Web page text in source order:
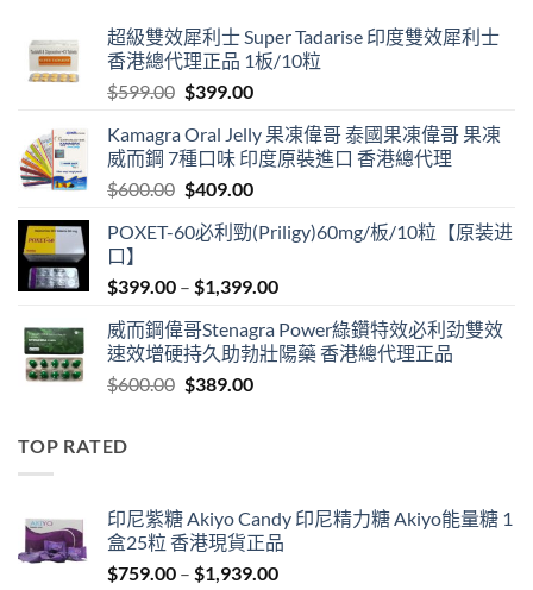
超級雙效犀利士 Super Tadarise 印度雙效犀利士
香港總代理正品 1板/10粒
$599.00 Original
was:
$599.00.
$399.00Current
is:
$399.00.
Kamagra Oral Jelly 果凍偉哥 泰國果凍偉哥 果凍
威而鋼 7種口味 印度原裝進口 香港總代理
$600.00 Original
was:
$409.00Current
is:
POXET-60必利勁(Priligy)60mg/板/10粒【原装进
口】
$399.00 – $1,399.00Price
$399.00
through
威而鋼偉哥Stenagra Power綠鑽特效必利劲雙效
速效增硬持久助勃壯陽藥 香港總代理正品
$600.00 Original
$389.00Current
TOP RATED
印尼紫糖 Akiyo Candy 印尼精力糖 Akiyo能量糖 1
盒25粒 香港現貨正品
$759.00 – $1,939.00Price